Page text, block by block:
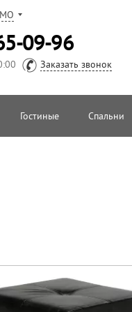
МО
09-96
Заказать звонок
Гостиные Спальни